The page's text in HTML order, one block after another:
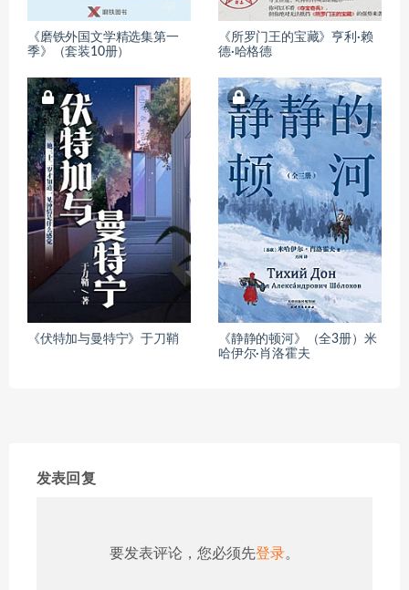
《磨铁外国文学精选集第一
季》（套装10册）
《所罗门王的宝藏》亨利·赖
德·哈格德
《伏特加与曼特宁》于刀鞘
《静静的顿河》（全3册）米
哈伊尔·肖洛霍夫
发表回复
要发表评论，您必须先登录。